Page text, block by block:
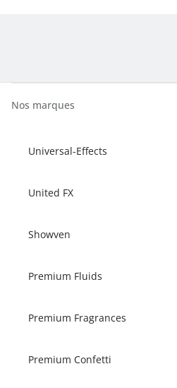
Nos marques
Universal-Effects
United FX
Showven
Premium Fluids
Premium Fragrances
Premium Confetti